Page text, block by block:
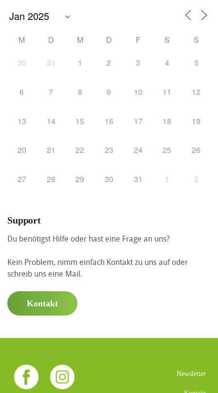
M D M D F S S
30 31 1 2 3 4 5
6 7 8 9 10 11 12
13 14 15 16 17 18 19
20 21 22 23 24 25 26
27 28 29 30 31 1 2
Support
Du benötigst Hilfe oder hast eine Frage an uns?
Kein Problem, nimm einfach Kontakt zu uns auf oder
schreib uns eine Mail.
Kontakt
Newsletter